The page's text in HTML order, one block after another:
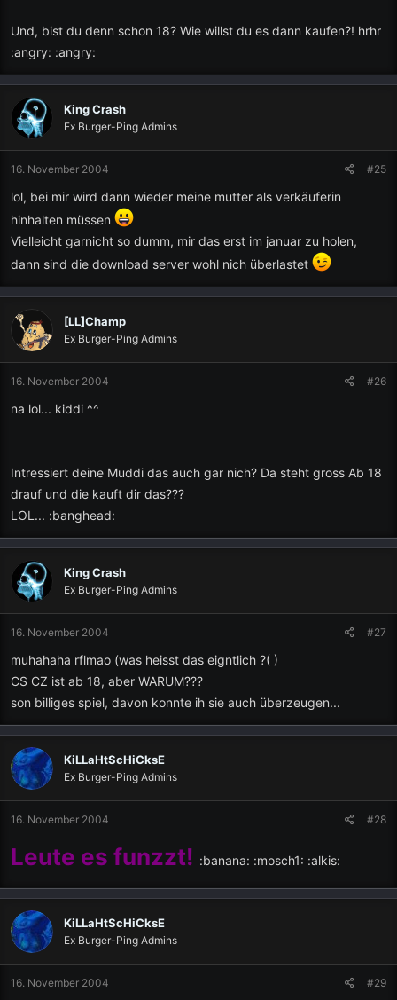
Und, bist du denn schon 18? Wie willst du es dann kaufen?! hrhr
:angry: :angry:
King Crash
Ex Burger-Ping Admins
16. November 2004 #25
lol, bei mir wird dann wieder meine mutter als verkäuferin
hinhalten müssen
Vielleicht garnicht so dumm, mir das erst im januar zu holen,
dann sind die download server wohl nich überlastet
[LL]Champ
Ex Burger-Ping Admins
16. November 2004 #26
na lol... kiddi ^^
Intressiert deine Muddi das auch gar nich? Da steht gross Ab 18
drauf und die kauft dir das???
LOL... :banghead:
King Crash
Ex Burger-Ping Admins
16. November 2004 #27
muhahaha rflmao (was heisst das eigntlich ?( )
CS CZ ist ab 18, aber WARUM???
son billiges spiel, davon konnte ih sie auch überzeugen...
KiLLaHtScHiCksE
Ex Burger-Ping Admins
16. November 2004 #28
Leute es funzzt! :banana: :mosch1: :alkis:
KiLLaHtScHiCksE
Ex Burger-Ping Admins
16. November 2004 #29